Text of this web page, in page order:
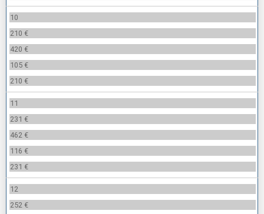
10
210 €
420 €
105 €
210 €
11
231 €
462 €
116 €
231 €
12
252 €